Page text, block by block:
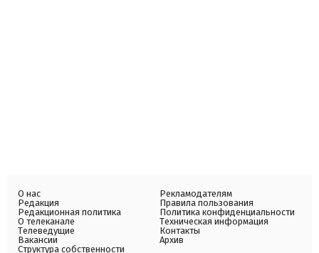
О нас
Редакция
Редакционная политика
О телеканале
Телеведущие
Вакансии
Структура собственности
Рекламодателям
Правила пользования
Политика конфиденциальности
Техническая информация
Контакты
Архив